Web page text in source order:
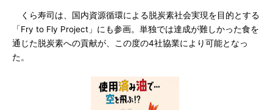
くら寿司は、国内資源循環による脱炭素社会実現を目的とする
「Fry to Fly Project」にも参画。単独では達成が難しかった食を
通じた脱炭素への貢献が、この度の4社協業により可能となっ
た。